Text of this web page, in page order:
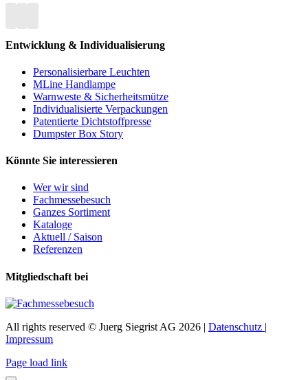
Entwicklung & Individualisierung
Personalisierbare Leuchten
MLine Handlampe
Warnweste & Sicherheitsmütze
Individualisierte Verpackungen
Patentierte Dichtstoffpresse
Dumpster Box Story
Könnte Sie interessieren
Wer wir sind
Fachmessebesuch
Ganzes Sortiment
Kataloge
Aktuell / Saison
Referenzen
Mitgliedschaft bei
All rights reserved © Juerg Siegrist AG 2026 | Datenschutz |
Impressum
Page load link